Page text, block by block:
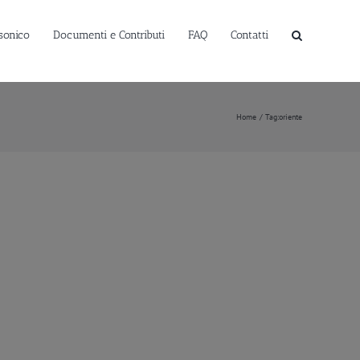
Documenti e Contributi FAQ Contatti
Home Tag:oriente